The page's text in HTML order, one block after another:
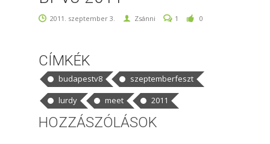
2011. szeptember 3. Zsánni 1 0
CÍMKÉK
budapestv8
szeptemberfeszt
lurdy
meet 2011
HOZZÁSZÓLÁSOK